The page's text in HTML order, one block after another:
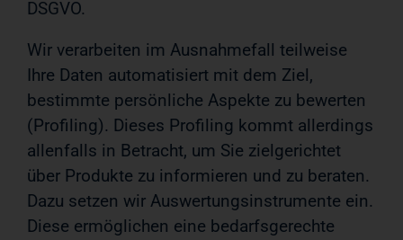
DSGVO.
Wir verarbeiten im Ausnahmefall teilweise
Ihre Daten automatisiert mit dem Ziel,
bestimmte persönliche Aspekte zu bewerten
(Profiling). Dieses Profiling kommt allerdings
allenfalls in Betracht, um Sie zielgerichtet
über Produkte zu informieren und zu beraten.
Dazu setzen wir Auswertungsinstrumente ein.
Diese ermöglichen eine bedarfsgerechte